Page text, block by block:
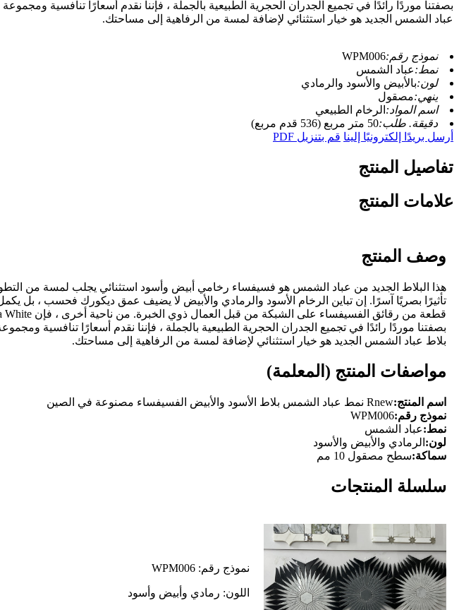
بصفتنا موردًا رائدًا في تجميع الجدران الحجرية الطبيعية بالجملة ، فإننا نقدم أسعارًا تنافسية
عباد الشمس الجديد هو خيار استثنائي لإضافة لمسة من الرفاهية إلى مساحتك.
نموذج رقم:WPM006
نمط:عباد الشمس
لون:بالأبيض والأسود والرمادي
ينهي:مصقول
اسم المواد: الرخام الطبيعي
دقيقة. طلب:50 متر مربع (536 قدم مربع)
أرسل بريدًا إلكترونيًا إلينا قم بتنزيل PDF
تفاصيل المنتج
علامات المنتج
وصف المنتج
هذا البلاط الجديد من عباد الشمس هو فسيفساء رخامي أبيض وأسود استثنائي يجلب لمسة من
تأثيرًا بصريًا آسرًا. إن تباين الرخام الأسود والرمادي والأبيض لا يضيف عمق ديكورك فحسب ، بل
بصفتنا موردًا رائدًا في تجميع الجدران الحجرية الطبيعية بالجملة ، فإننا نقدم أسعارًا تنافسية
بلاط عباد الشمس الجديد هو خيار استثنائي لإضافة لمسة من الرفاهية إلى مساحتك.
مواصفات المنتج (المعلمة)
اسم المنتج:Rnew نمط عباد الشمس بلاط الأسود والأبيض الفسيفساء مصنوعة في الصين
نموذج رقم:WPM006
نمط:عباد الشمس
لون: الرمادي والأبيض والأسود
سماكة:سطح مصقول 10 مم
سلسلة المنتجات
نموذج رقم: WPM006
اللون: رمادي وأبيض وأسود